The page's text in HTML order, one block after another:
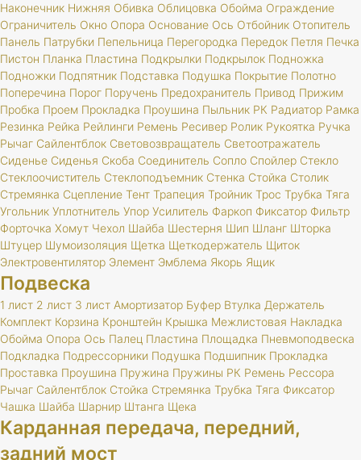
Наконечник Нижняя Обивка Облицовка Обойма Ограждение
Ограничитель Окно Опора Основание Ось Отбойник Отопитель
Панель Патрубки Пепельница Перегородка Передок Петля Печка
Пистон Планка Пластина Подкрылки Подкрылок Подножка
Подножки Подпятник Подставка Подушка Покрытие Полотно
Поперечина Порог Поручень Предохранитель Привод Прижим
Пробка Проем Прокладка Проушина Пыльник РК Радиатор Рамка
Резинка Рейка Рейлинги Ремень Ресивер Ролик Рукоятка Ручка
Рычаг Сайлентблок Световозвращатель Светоотражатель
Сиденье Сиденья Скоба Соединитель Сопло Спойлер Стекло
Стеклоочиститель Стеклоподъемник Стенка Стойка Столик
Стремянка Сцепление Тент Трапеция Тройник Трос Трубка Тяга
Угольник Уплотнитель Упор Усилитель Фаркоп Фиксатор Фильтр
Форточка Хомут Чехол Шайба Шестерня Шип Шланг Шторка
Штуцер Шумоизоляция Щетка Щеткодержатель Щиток
Электровентилятор Элемент Эмблема Якорь Ящик
Подвеска
1 лист 2 лист 3 лист Амортизатор Буфер Втулка Держатель
Комплект Корзина Кронштейн Крышка Межлистовая Накладка
Обойма Опора Ось Палец Пластина Площадка Пневмоподвеска
Подкладка Подрессорники Подушка Подшипник Прокладка
Проставка Проушина Пружина Пружины РК Ремень Рессора
Рычаг Сайлентблок Стойка Стремянка Трубка Тяга Фиксатор
Чашка Шайба Шарнир Штанга Щека
Карданная передача, передний,
задний мост